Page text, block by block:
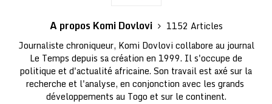
A propos Komi Dovlovi
1152 Articles
Journaliste chroniqueur, Komi Dovlovi collabore au journal
Le Temps depuis sa création en 1999. Il s'occupe de
politique et d'actualité africaine. Son travail est axé sur la
recherche et l'analyse, en conjonction avec les grands
développements au Togo et sur le continent.